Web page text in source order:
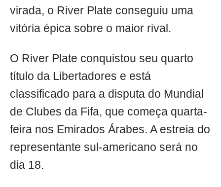
virada, o River Plate conseguiu uma
vitória épica sobre o maior rival.
O River Plate conquistou seu quarto
título da Libertadores e está
classificado para a disputa do Mundial
de Clubes da Fifa, que começa quarta-
feira nos Emirados Árabes. A estreia do
representante sul-americano será no
dia 18.